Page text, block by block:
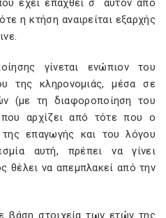
έχει επαχθεί σ` αυτόν από
η κτήση αναιρείται εξαρχής
γίνεται ενώπιον του
της κληρονομιάς, μέσα σε
(με τη διαφοροποίηση του
αρχίζει από τότε που ο
επαγωγής και του λόγου
αυτή, πρέπει να γίνει
θέλει να απεμπλακεί από την
βάση στοιχεία των ετών της